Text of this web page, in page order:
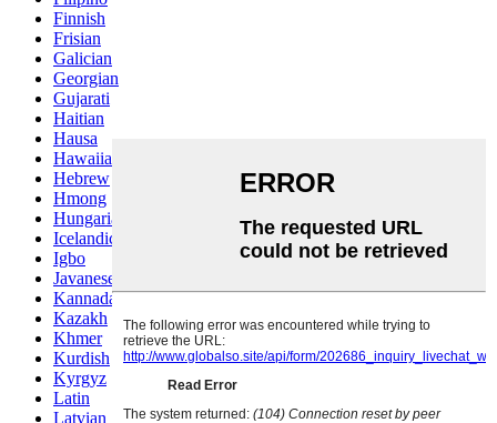
Finnish
Frisian
Galician
Georgian
Gujarati
Haitian
Hausa
Hawaiian
Hebrew
Hmong
Hungarian
Icelandic
Igbo
Javanese
Kannada
Kazakh
Khmer
Kurdish
Kyrgyz
Latin
Latvian